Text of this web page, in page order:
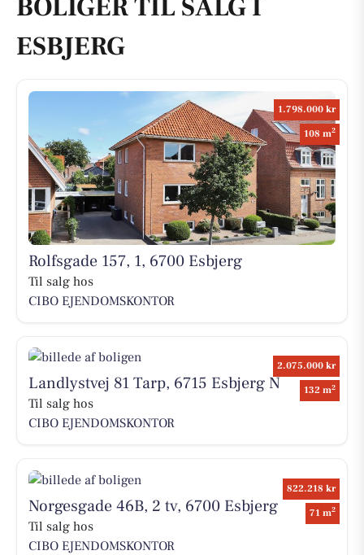
BOLIGER TIL SALG I
ESBJERG
1.798.000 kr
108 m2
Rolfsgade 157, 1, 6700 Esbjerg
Til salg hos
CIBO EJENDOMSKONTOR
2.075.000 kr
132 m2
Landlystvej 81 Tarp, 6715 Esbjerg N
Til salg hos
CIBO EJENDOMSKONTOR
822.218 kr
71 m2
Norgesgade 46B, 2 tv, 6700 Esbjerg
Til salg hos
CIBO EJENDOMSKONTOR